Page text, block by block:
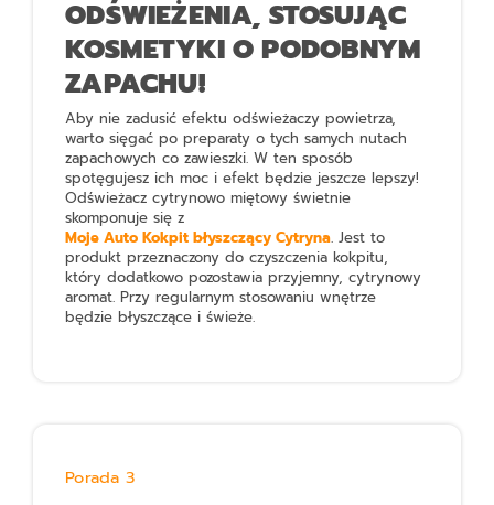
ODŚWIEŻENIA, STOSUJĄC
KOSMETYKI O PODOBNYM
ZAPACHU!
Aby nie zadusić efektu odświeżaczy powietrza,
warto sięgać po preparaty o tych samych nutach
zapachowych co zawieszki. W ten sposób
spotęgujesz ich moc i efekt będzie jeszcze lepszy!
Odświeżacz cytrynowo miętowy świetnie
skomponuje się z
Moje Auto Kokpit błyszczący Cytryna. Jest to
produkt przeznaczony do czyszczenia kokpitu,
który dodatkowo pozostawia przyjemny, cytrynowy
aromat. Przy regularnym stosowaniu wnętrze
będzie błyszczące i świeże.
Porada 3